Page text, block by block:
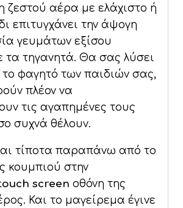
ζεστού αέρα με ελάχιστο ή
επιτυγχάνει την άψογη
γευμάτων εξίσου
τα τηγανητά. Θα σας λύσει
φαγητό των παιδιών σας,
πλέον να
τις αγαπημένες τους
συχνά θέλουν.
τίποτα παραπάνω από το
κουμπιού στην
screen οθόνη της
Και το μαγείρεμα έγινε